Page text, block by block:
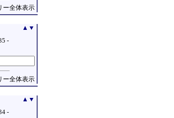
ー全体表示
▲ ▼
-
ー全体表示
▲ ▼
-